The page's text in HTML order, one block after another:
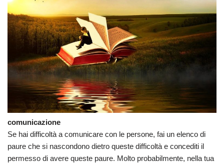
comunicazione
Se hai difficoltà a comunicare con le persone, fai un elenco di
paure che si nascondono dietro queste difficoltà e concediti il ​​
permesso di avere queste paure. Molto probabilmente, nella tua